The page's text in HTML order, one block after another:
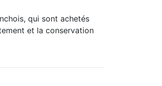
qui sont achetés
et la conservation